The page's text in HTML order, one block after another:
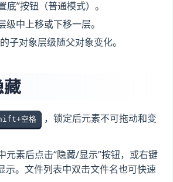
底”按钮（普通模式）。
级中上移或下移一层。
子对象层级随父对象变化。
空格
，锁定后元素不可拖动和变
元素后点击“隐藏/显示”按钮，或右键
示。文件列表中双击文件名也可快速